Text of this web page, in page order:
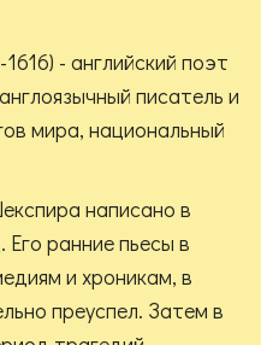
- английский поэт
писатель и
мира, национальный
написано в
ранние пьесы в
и хроникам, в
преуспел. Затем в